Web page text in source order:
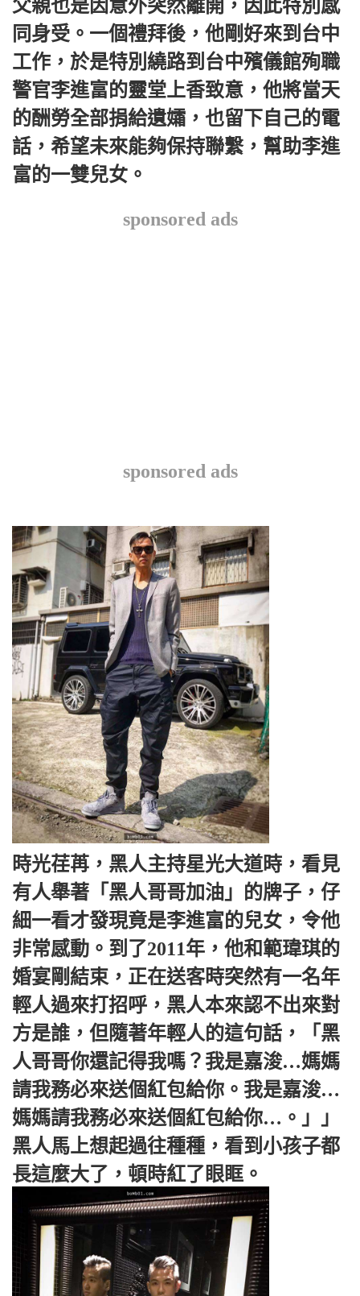
父親也是因意外突然離開，因此特別感
同身受。 一個禮拜後，他剛好來到台中
工作，於是特別繞路到台中殯儀館殉職
警官李進富的靈堂上香致意，他將當天
的酬勞全部捐給遺孀，也留下自己的電
話，希望未來能夠保持聯繫，幫助李進
富的一雙兒女。
sponsored ads
sponsored ads
時光荏苒，黑人主持星光大道時，看見
有人舉著「黑人哥哥加油」的牌子，仔
細一看才發現竟是李進富的兒女，令他
非常感動。 到了2011年，他和範瑋琪的
婚宴剛結束，正在送客時突然有一名年
輕人過來打招呼，黑人本來認不出來對
方是誰，但隨著年輕人的這句話，「黑
人哥哥你還記得我嗎？我是嘉浚…媽媽
請我務必來送個紅包給你。我是嘉浚…
媽媽請我務必來送個紅包給你…。」」
黑人馬上想起過往種種，看到小孩子都
長這麼大了，頓時紅了眼眶。